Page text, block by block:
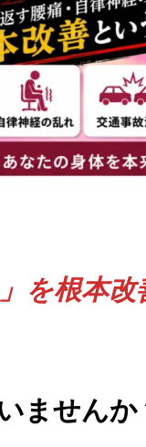
を根本改
ませんか